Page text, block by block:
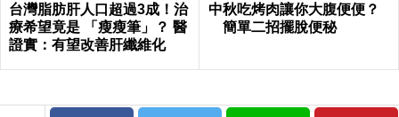
台灣脂肪肝人口超過3成！治
療希望竟是 「瘦瘦筆」？ 醫
證實：有望改善肝纖維化
中秋吃烤肉讓你大腹便便？
簡單二招擺脫便秘